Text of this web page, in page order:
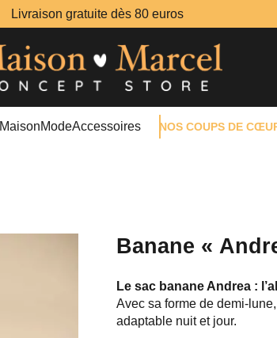
Livraison gratuite dès 80 euros
MaisonModeAccessoires NOS COUPS DE
Banane «
Le sac banane Andrea :
Avec sa forme de demi-
adaptable nuit et jour.